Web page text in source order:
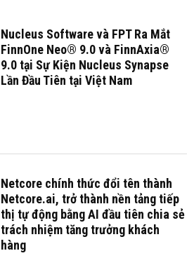
Nucleus Software và FPT Ra Mắt
FinnOne Neo® 9.0 và FinnAxia®
9.0 tại Sự Kiện Nucleus Synapse
Lần Đầu Tiên tại Việt Nam
Netcore chính thức đổi tên thành
Netcore.ai, trở thành nền tảng tiếp
thị tự động bằng AI đầu tiên chia sẻ
trách nhiệm tăng trưởng khách
hàng